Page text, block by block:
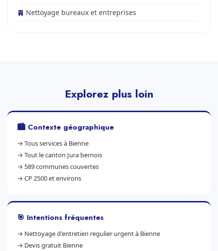
Nettoyage bureaux et entreprises
Explorez plus loin
🏙️ Contexte géographique
→ Tous services à Bienne
→ Tout le canton Jura bernois
→ 589 communes couvertes
→ CP 2500 et environs
🎯 Intentions fréquentes
→ Nettoyage d'entretien regulier urgent à Bienne
→ Devis gratuit Bienne